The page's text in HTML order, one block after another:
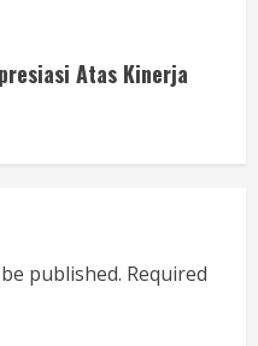
Atas Kinerja
published. Required